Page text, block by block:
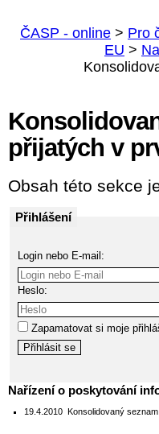
přijatých v
Obsah této sekce
Přihlášení
Login nebo E-mail:
Heslo:
Zapamatovat si moje
Nařízení o poskytování
19.4.2010 Konsolidovaný